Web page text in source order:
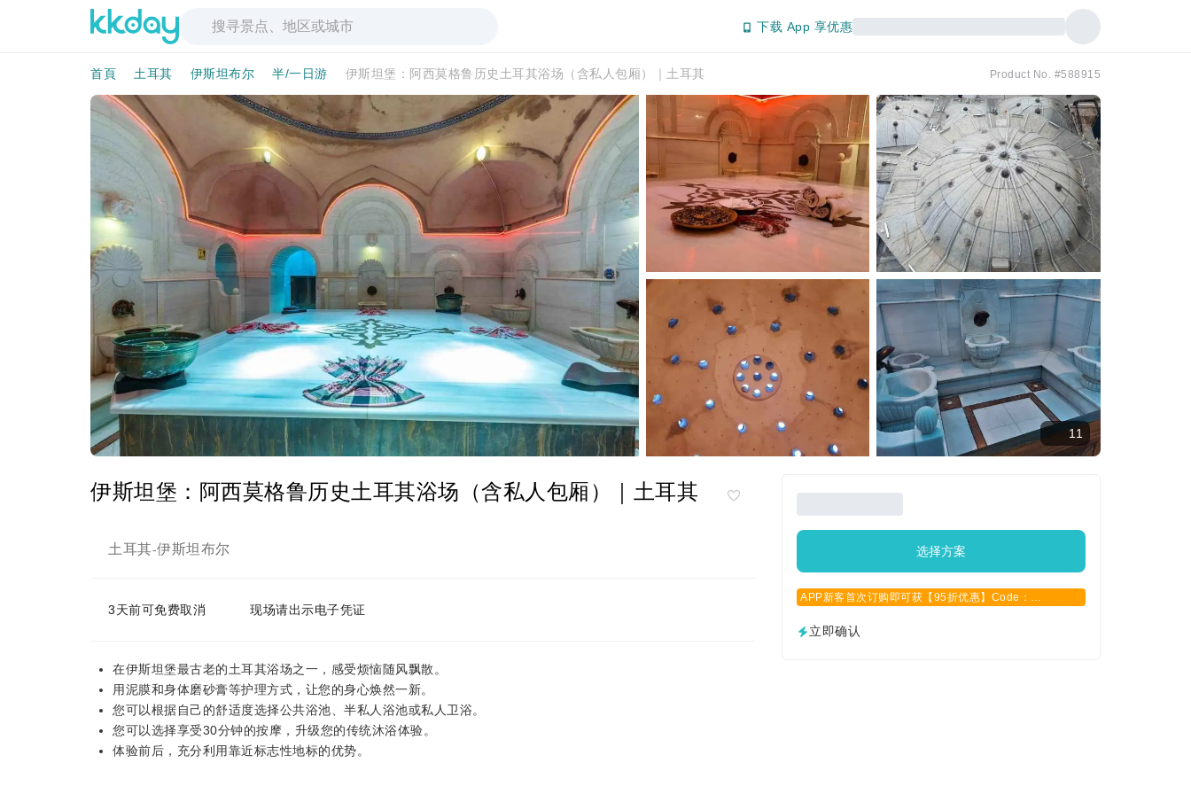
下载 App 享优惠
首頁 土耳其 伊斯坦布尔 半/一日游 伊斯坦堡：阿西莫格鲁历史土耳其浴场（含私人包厢）｜土耳其 Product No. #588915
11
伊斯坦堡：阿西莫格鲁历史土耳其浴场（含私人包厢）｜土耳其
土耳其-伊斯坦布尔
3天前可免费取消 现场请出示电子凭证
在伊斯坦堡最古老的土耳其浴场之一，感受烦恼随风飘散。
用泥膜和身体磨砂膏等护理方式，让您的身心焕然一新。
您可以根据自己的舒适度选择公共浴池、半私人浴池或私人卫浴。
您可以选择享受30分钟的按摩，升级您的传统沐浴体验。
体验前后，充分利用靠近标志性地标的优势。
选择方案
APP新客首次订购即可获【95折优惠】Code：
立即确认